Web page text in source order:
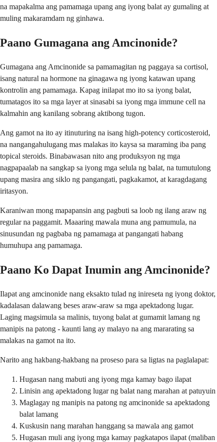
na mapakalma ang pamamaga upang ang iyong balat ay gumaling at
muling makaramdam ng ginhawa.
Paano Gumagana ang Amcinonide?
Gumagana ang Amcinonide sa pamamagitan ng paggaya sa cortisol,
isang natural na hormone na ginagawa ng iyong katawan upang
kontrolin ang pamamaga. Kapag inilapat mo ito sa iyong balat,
tumatagos ito sa mga layer at sinasabi sa iyong mga immune cell na
kalmahin ang kanilang sobrang aktibong tugon.
Ang gamot na ito ay itinuturing na isang high-potency corticosteroid,
na nangangahulugang mas malakas ito kaysa sa maraming iba pang
topical steroids. Binabawasan nito ang produksyon ng mga
nagpapaalab na sangkap sa iyong mga selula ng balat, na tumutulong
upang masira ang siklo ng pangangati, pagkakamot, at karagdagang
iritasyon.
Karaniwan mong mapapansin ang pagbuti sa loob ng ilang araw ng
regular na paggamit. Maaaring mawala muna ang pamumula, na
sinusundan ng pagbaba ng pamamaga at pangangati habang
humuhupa ang pamamaga.
Paano Ko Dapat Inumin ang Amcinonide?
Ilapat ang amcinonide nang eksakto tulad ng inireseta ng iyong doktor,
kadalasan dalawang beses araw-araw sa mga apektadong lugar.
Laging magsimula sa malinis, tuyong balat at gumamit lamang ng
manipis na patong - kaunti lang ay malayo na ang mararating sa
malakas na gamot na ito.
Narito ang hakbang-hakbang na proseso para sa ligtas na paglalapat:
Hugasan nang mabuti ang iyong mga kamay bago ilapat
Linisin ang apektadong lugar ng balat nang marahan at patuyuin
Maglagay ng manipis na patong ng amcinonide sa apektadong
balat lamang
Kuskusin nang marahan hanggang sa mawala ang gamot
Hugasan muli ang iyong mga kamay pagkatapos ilapat (maliban